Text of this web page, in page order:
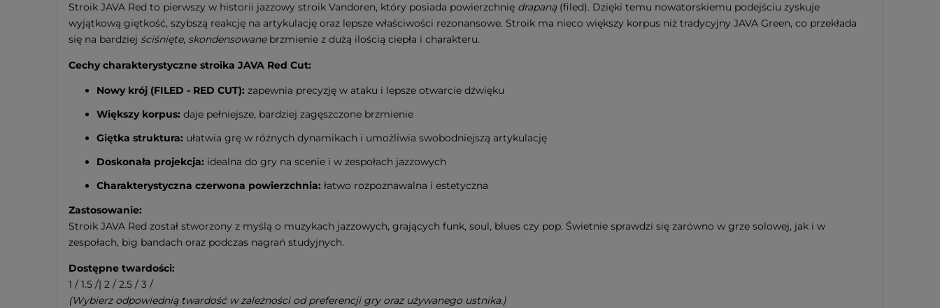
Stroik JAVA Red to pierwszy w historii jazzowy stroik Vandoren, który posiada powierzchnię drapaną (filed). Dzięki temu nowatorskiemu podejściu zyskuje
wyjątkową giętkość, szybszą reakcję na artykulację oraz lepsze właściwości rezonansowe. Stroik ma nieco większy korpus niż tradycyjny JAVA Green, co przekłada
się na bardziej ściśnięte, skondensowanebrzmienie z dużą ilością ciepła i charakteru.
Cechy charakterystyczne stroika JAVA Red Cut:
Nowy krój (FILED - RED CUT): zapewnia precyzję w ataku i lepsze otwarcie dźwięku
Większy korpus: daje pełniejsze, bardziej zagęszczone brzmienie
Giętka struktura: ułatwia grę w różnych dynamikach i umożliwia swobodniejszą artykulację
Doskonała projekcja: idealna do gry na scenie i w zespołach jazzowych
Charakterystyczna czerwona powierzchnia: łatwo rozpoznawalna i estetyczna
Zastosowanie:
Stroik JAVA Red został stworzony z myślą o muzykach jazzowych, grających funk, soul, blues czy pop. Świetnie sprawdzi się zarówno w grze solowej, jak i w
zespołach, big bandach oraz podczas nagrań studyjnych.
Dostępne twardości:
1 / 1.5 /| 2 / 2.5 / 3 /
(Wybierz odpowiednią twardość w zależności od preferencji gry oraz używanego ustnika.)